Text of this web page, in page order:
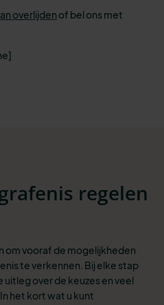
overlijden of bel ons met
regelen
om vooraf de mogelijkheden
te verkennen. Bij elke stap
over de keuzes en veel
het kort wat u kunt